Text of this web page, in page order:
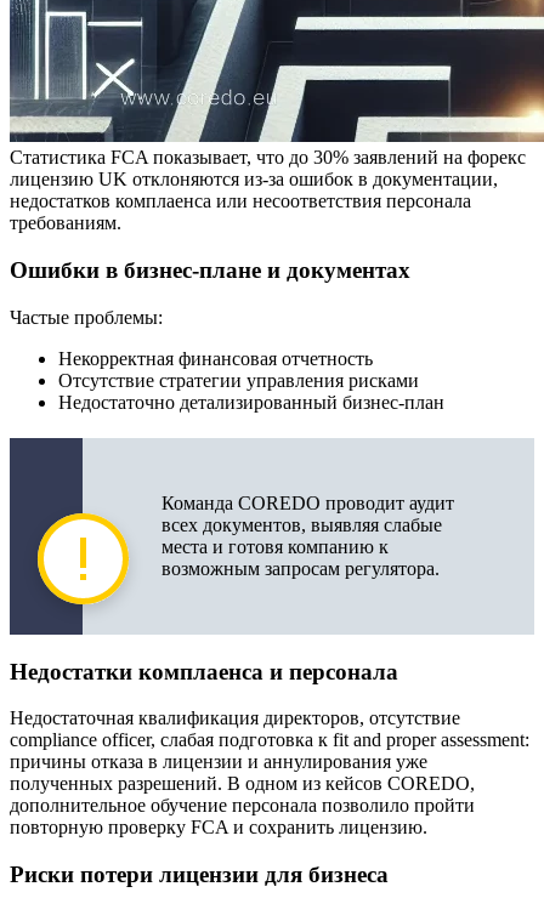
Статистика FCA показывает, что до 30% заявлений на форекс
лицензию UK отклоняются из-за ошибок в документации,
недостатков комплаенса или несоответствия персонала
требованиям.
Ошибки в бизнес-плане и документах
Частые проблемы:
Некорректная финансовая отчетность
Отсутствие стратегии управления рисками
Недостаточно детализированный бизнес-план
Команда COREDO проводит аудит
всех документов, выявляя слабые
места и готовя компанию к
возможным запросам регулятора.
Недостатки комплаенса и персонала
Недостаточная квалификация директоров, отсутствие
compliance officer, слабая подготовка к fit and proper assessment:
причины отказа в лицензии и аннулирования уже
полученных разрешений. В одном из кейсов COREDO,
дополнительное обучение персонала позволило пройти
повторную проверку FCA и сохранить лицензию.
Риски потери лицензии для бизнеса